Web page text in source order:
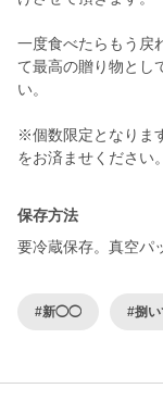
一度食べたらもう戻
て最高の贈り物とし
い。
※個数限定となりま
をお済ませください。
保存方法
要冷蔵保存。真空パ
#新◯◯ #捌